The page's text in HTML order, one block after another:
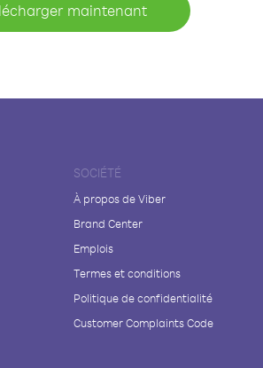
maintenant
SOCIÉTÉ
À propos de Viber
Brand Center
Emplois
Termes et conditions
Politique de confidentialité
Customer Complaints Code